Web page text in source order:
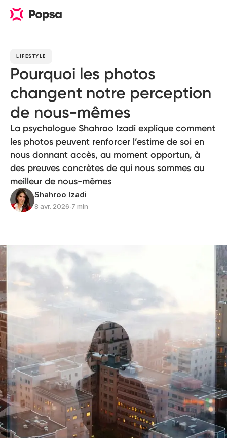
LIFESTYLE
Pourquoi les photos
changent notre perception
de nous-mêmes
La psychologue Shahroo Izadi explique comment
les photos peuvent renforcer l’estime de soi en
nous donnant accès, au moment opportun, à
des preuves concrètes de qui nous sommes au
meilleur de nous-mêmes
Shahroo Izadi
8 avr. 2026∙7 min